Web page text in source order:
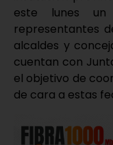
este lunes
representantes
alcaldes y
cuentan con
el objetivo de
de cara a estas